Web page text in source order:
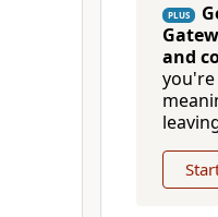
PLUS
and